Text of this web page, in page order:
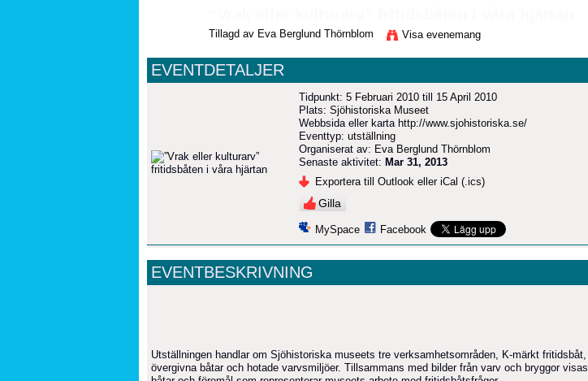
Tillagd av Eva Berglund Thörnblom Visa evenemang
EVENTDETALJER
Tidpunkt:5 Februari 2010 till 15 April 2010
Plats:Sjöhistoriska Museet
Webbsida eller karta http://www.sjohistoriska.se/
Eventtyp:utställning
Organiserat av: Eva Berglund Thörnblom
Senaste aktivitet:Mar 31, 2013
Exportera till Outlook eller iCal (.ics)
Gilla
MySpace Facebook
EVENTBESKRIVNING
Utställningen handlar om Sjöhistoriska museets tre verksamhetsområden, K-märkt fritidsbåt,
övergivna båtar och hotade varvsmiljöer. Tillsammans med bilder från varv och bryggor visas